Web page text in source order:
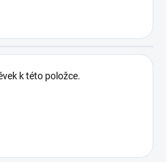
k této položce.